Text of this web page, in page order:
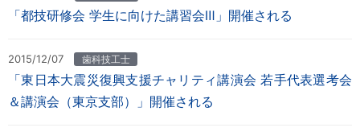
「都技研修会 学生に向けた講習会Ⅲ」開催される
2015/12/07 歯科技工士
「東日本大震災復興支援チャリティ講演会 若手代表選考会
＆講演会（東京支部）」開催される